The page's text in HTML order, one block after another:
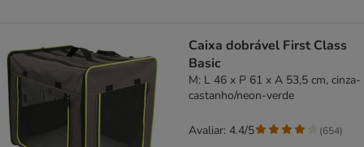
Caixa dobrável First Class
Basic
M: L 46 x P 61 x A 53,5 cm, cinza-
castanho/neon-verde
Avaliar: 4.4/5 (654)